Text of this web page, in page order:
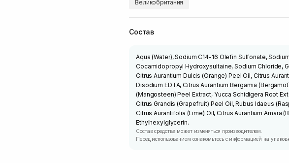
Великобритания
Состав
Aqua (Water), Sodium C14-16 Olefin Sulfonate,
Cocamidopropyl Hydroxysultaine, Sodium Chloride,
Citrus Aurantium Dulcis (Orange) Peel Oil, Citrus
Disodium EDTA, Citrus Aurantium Bergamia
(Mangosteen) Peel Extract, Yucca Schidigera Root
Citrus Grandis (Grapefruit) Peel Oil, Rubus Idaeus
Citrus Aurantifolia (Lime) Oil, Citrus Aurantium Amara
Ethylhexylglycerin.
Состав средства может изменяться производителем.
Перед использованием ознакомьтесь с информацией на